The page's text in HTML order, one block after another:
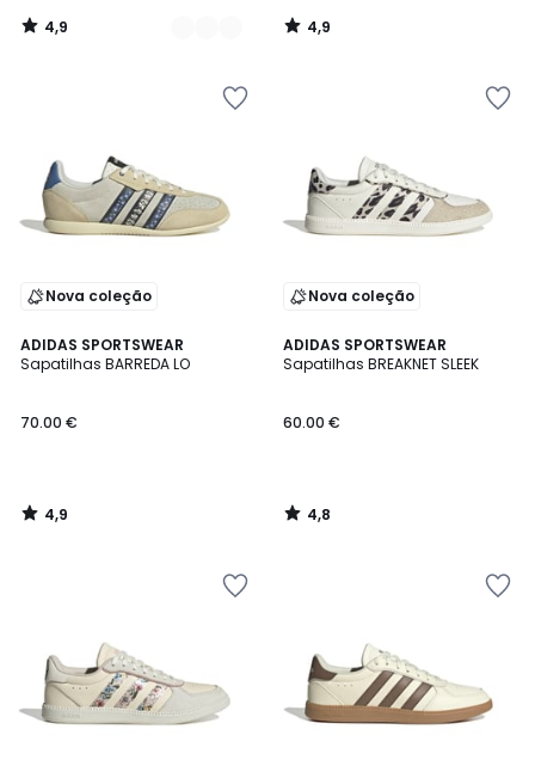
4,9
/
4,9
/
Nova coleção
ADIDAS SPORTSWEAR
Sapatilhas BARREDA LO
70.00 €
4,9
/ 5
4,9
/
Nova coleção
ADIDAS SPORTSWEAR
Sapatilhas BREAKNET SLEEK
60.00 €
4,8
/ 5
4,8
/